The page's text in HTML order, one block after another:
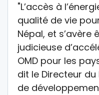
"L’accès à
qualité de vie
Népal, et s’avère
judicieuse
OMD pour les
dit le Directeur
de